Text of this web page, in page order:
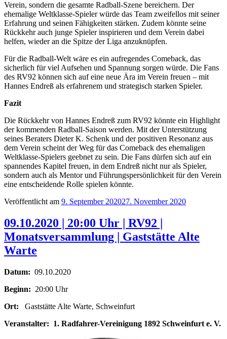
Verein, sondern die gesamte Radball-Szene bereichern. Der
ehemalige Weltklasse-Spieler würde das Team zweifellos mit seiner
Erfahrung und seinen Fähigkeiten stärken. Zudem könnte seine
Rückkehr auch junge Spieler inspirieren und dem Verein dabei
helfen, wieder an die Spitze der Liga anzuknüpfen.
Für die Radball-Welt wäre es ein aufregendes Comeback, das
sicherlich für viel Aufsehen und Spannung sorgen würde. Die Fans
des RV92 können sich auf eine neue Ära im Verein freuen – mit
Hannes Endreß als erfahrenem und strategisch starken Spieler.
Fazit
Die Rückkehr von Hannes Endreß zum RV92 könnte ein Highlight
der kommenden Radball-Saison werden. Mit der Unterstützung
seines Beraters Dieter K. Schenk und der positiven Resonanz aus
dem Verein scheint der Weg für das Comeback des ehemaligen
Weltklasse-Spielers geebnet zu sein. Die Fans dürfen sich auf ein
spannendes Kapitel freuen, in dem Endreß nicht nur als Spieler,
sondern auch als Mentor und Führungspersönlichkeit für den Verein
eine entscheidende Rolle spielen könnte.
Veröffentlicht am 9. September 202027. November 2020
09.10.2020 | 20:00 Uhr | RV92 |
Monatsversammlung | Gaststätte Alte
Warte
Datum: 09.10.2020
Beginn: 20:00 Uhr
Ort: Gaststätte Alte Warte, Schweinfurt
Veranstalter: 1. Radfahrer-Vereinigung 1892 Schweinfurt e. V.